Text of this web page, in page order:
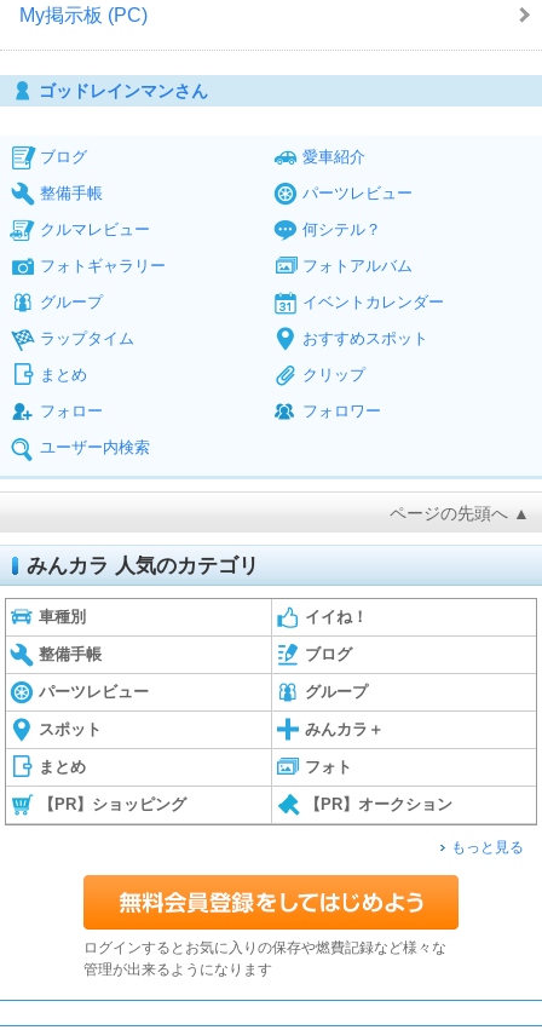
My掲示板 (PC)
ゴッドレインマンさん
ブログ
愛車紹介
整備手帳
パーツレビュー
クルマレビュー
何シテル？
フォトギャラリー
フォトアルバム
グループ
イベントカレンダー
ラップタイム
おすすめスポット
まとめ
クリップ
フォロー
フォロワー
ユーザー内検索
ページの先頭へ ▲
みんカラ 人気のカテゴリ
車種別 イイね！
整備手帳 ブログ
パーツレビュー グループ
スポット みんカラ＋
まとめ フォト
【PR】ショッピング 【PR】オークション
もっと見る
ログインするとお気に入りの保存や燃費記録など様々な
管理が出来るようになります